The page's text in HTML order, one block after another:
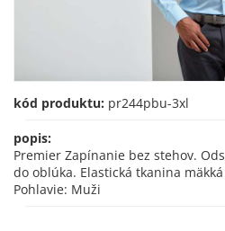
kód produktu: pr244pbu-3xl
popis:
Premier Zapínanie bez stehov.
do oblúka. Elastická tkanina
Pohlavie: Muži